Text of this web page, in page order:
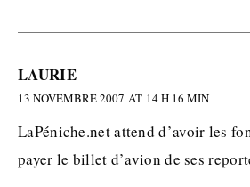
LAURIE
13 NOVEMBRE 2007 AT 14 H 16 MIN
LaPéniche.net attend d’avoir les
payer le billet d’avion de ses